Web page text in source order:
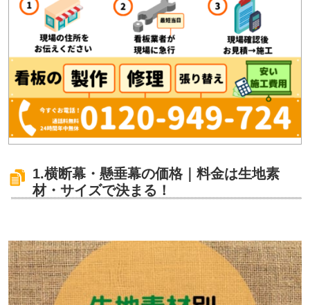
1.横断幕・懸垂幕の価格｜料金は生地素
材・サイズで決まる！